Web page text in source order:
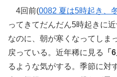
4回前(0082 夏は5時起き、
ってきてだんだん5時起きに
なのに、朝が寒くなってしま
戻っている。近年稀に見る
「
るような気がする。季節に対